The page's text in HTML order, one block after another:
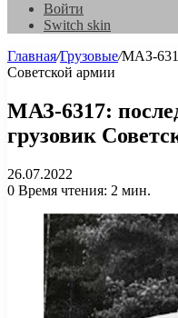
Войти
Switch skin
Главная/Грузовые/МАЗ-
Советской армии
МАЗ-6317:
грузовик
26.07.2022
0 Время чтения: 2 мин.